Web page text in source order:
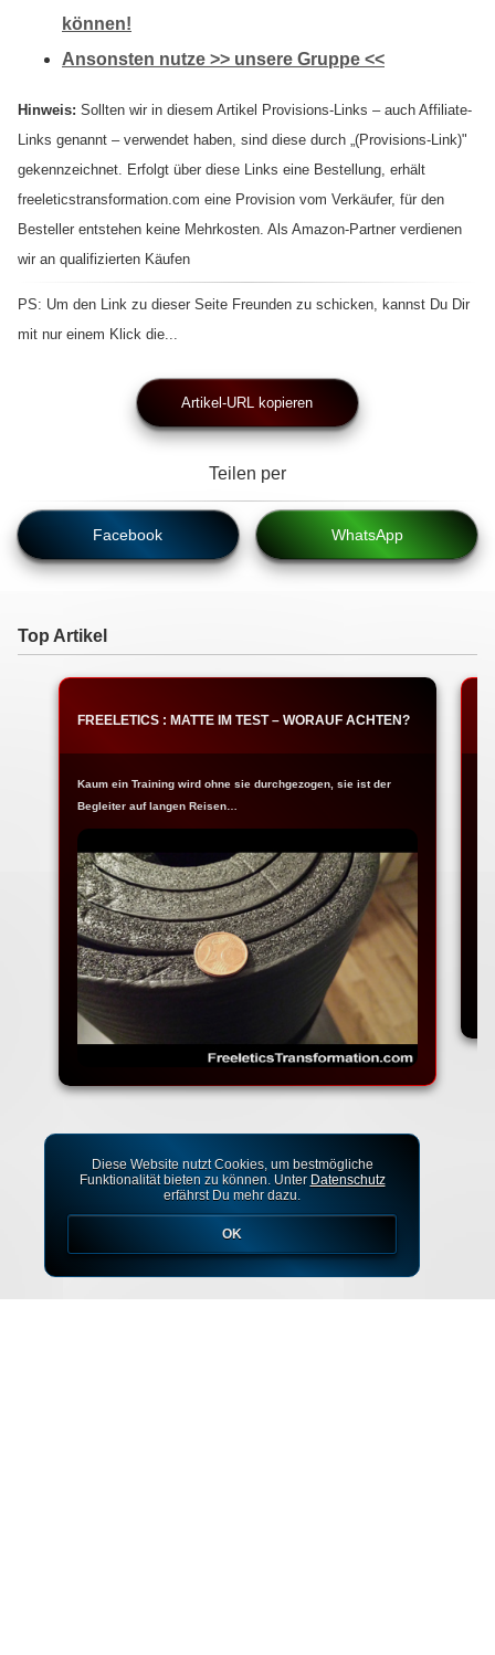
können!
Ansonsten nutze >> unsere Gruppe <<
Hinweis: Sollten wir in diesem Artikel Provisions-Links – auch Affiliate-
Links genannt – verwendet haben, sind diese durch „(Provisions-Link)"
gekennzeichnet. Erfolgt über diese Links eine Bestellung, erhält
freeleticstransformation.com eine Provision vom Verkäufer, für den
Besteller entstehen keine Mehrkosten. Als Amazon-Partner verdienen
wir an qualifizierten Käufen
PS: Um den Link zu dieser Seite Freunden zu schicken, kannst Du Dir
mit nur einem Klick die...
Artikel-URL kopieren
Teilen per
Facebook WhatsApp
Top Artikel
FREELETICS : MATTE IM TEST – WORAUF ACHTEN?
Kaum ein Training wird ohne sie durchgezogen, sie ist der
Begleiter auf langen Reisen…
Diese Website nutzt Cookies, um bestmögliche
Funktionalität bieten zu können. Unter Datenschutz
erfährst Du mehr dazu.
OK